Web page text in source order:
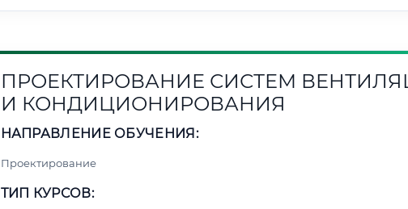
ПРОЕКТИРОВАНИЕ СИСТЕМ
И КОНДИЦИОНИРОВАНИЯ
НАПРАВЛЕНИЕ ОБУЧЕНИЯ:
Проектирование
ТИП КУРСОВ: